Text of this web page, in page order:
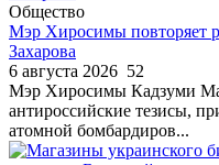
Общество
Мэр Хиросимы повторяет
Захарова
6 августа 2026 52
Мэр Хиросимы Кадзуми
антироссийские тезисы,
атомной бомбардиров...